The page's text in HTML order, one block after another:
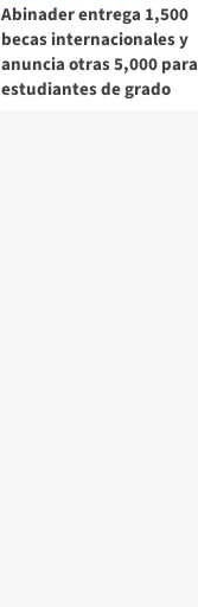
Abinader entrega 1,500
becas internacionales y
anuncia otras 5,000 para
estudiantes de grado